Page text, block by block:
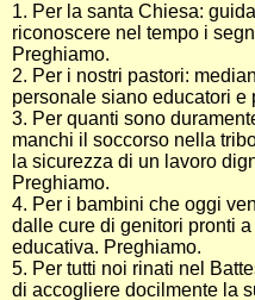
1. Per la santa Chiesa:
riconoscere nel tempo i
Preghiamo.
2. Per i nostri pastori:
personale siano educatori e
3. Per quanti sono
manchi il soccorso nella
la sicurezza di un lavoro
Preghiamo.
4. Per i bambini che oggi
dalle cure di genitori pronti
educativa. Preghiamo.
5. Per tutti noi rinati nel
di accogliere docilmente la